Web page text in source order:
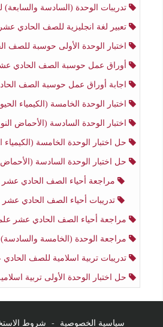
تدريبات الوحدة (السادسة والسابعة) لغة انجليزية
تعبير لغة انجليزية للصف الحادي عشر
اختبار الوحدة الأولى حوسبة للصف الحادي
أوراق عمل حوسبة الصف الحادي عشر
اجابة أوراق عمل حوسبة الصف الحادي عشر
اختبار الوحدة الخامسة (الكيمياء الحيوية - البناء الضوئي) أحياء
اختبار الوحدة السادسة (الأحماض النووية والوراثة) أحياء الصف
حل اختبار الوحدة الخامسة (الكيمياء الحيوية - البناء الضوئي)
حل اختبار الوحدة السادسة (الأحماض النووية والوراثة) أحياء
مراجعة أحياء الصف الحادي عشر
تدريبات أحياء الصف الحادي
مراجعة أحياء الصف الحادي عشر
مراجعة الوحدة (الخامسة والسادسة) أحياء الصف الحادي
تدريبات تربية اسلامية للصف الحادي عشر
حل اختبار الوحدة الأولى تربية اسلامية للصف الحادي
سياسية الخصوصية - شروط